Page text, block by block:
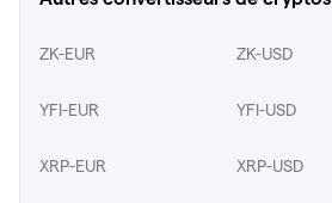
ZK-EUR ZK-USD
YFI-EUR YFI-USD
XRP-EUR XRP-USD